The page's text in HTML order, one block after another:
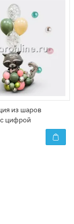
из шаров
цифрой